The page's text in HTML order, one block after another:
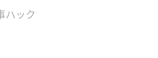
ハック